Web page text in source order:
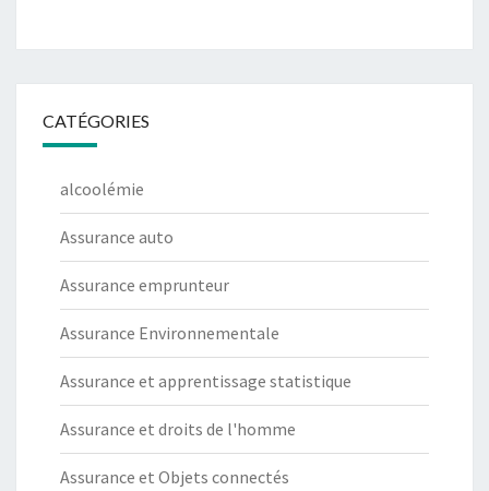
CATÉGORIES
alcoolémie
Assurance auto
Assurance emprunteur
Assurance Environnementale
Assurance et apprentissage statistique
Assurance et droits de l'homme
Assurance et Objets connectés